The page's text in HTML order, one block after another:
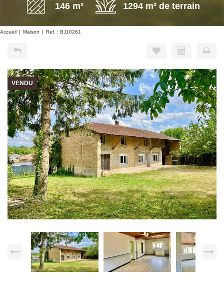
146 m²
1294 m² de terrain
Accueil Maison Ref. : BJ10261
VENDU